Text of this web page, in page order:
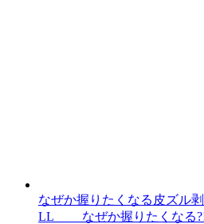
なぜか握りたくなる皮ズル
LL なぜか握りたくなる?!